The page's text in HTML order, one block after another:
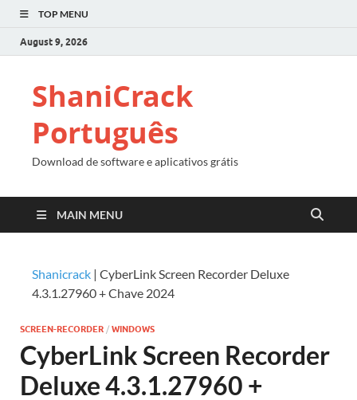
TOP MENU
August 9, 2026
ShaniCrack
Português
Download de software e aplicativos grátis
MAIN MENU
Shanicrack | CyberLink Screen Recorder Deluxe
4.3.1.27960 + Chave 2024
SCREEN-RECORDER / WINDOWS
CyberLink Screen Recorder
Deluxe 4.3.1.27960 +